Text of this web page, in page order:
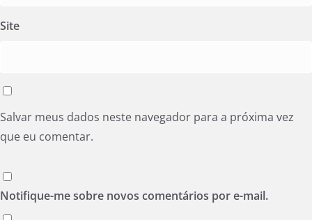
Site
Salvar meus dados neste navegador para a próxima vez
que eu comentar.
Notifique-me sobre novos comentários por e-mail.